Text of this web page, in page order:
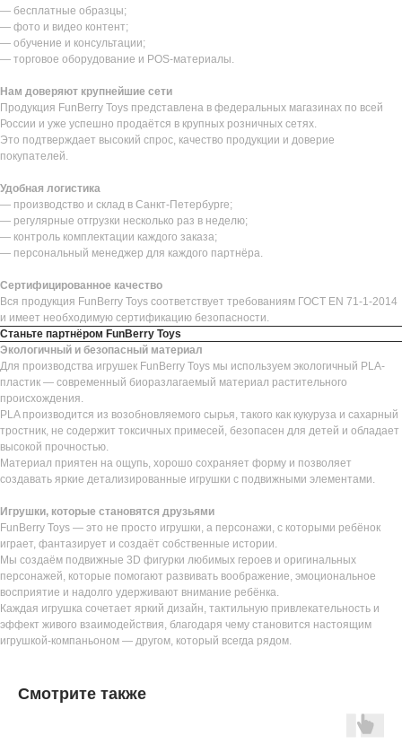
— бесплатные образцы;
— фото и видео контент;
— обучение и консультации;
— торговое оборудование и POS-материалы.
Нам доверяют крупнейшие сети
Продукция FunBerry Toys представлена в федеральных магазинах по всей
России и уже успешно продаётся в крупных розничных сетях.
Это подтверждает высокий спрос, качество продукции и доверие
покупателей.
Удобная логистика
— производство и склад в Санкт-Петербурге;
— регулярные отгрузки несколько раз в неделю;
— контроль комплектации каждого заказа;
— персональный менеджер для каждого партнёра.
Сертифицированное качество
Вся продукция FunBerry Toys соответствует требованиям ГОСТ EN 71-1-2014
и имеет необходимую сертификацию безопасности.
Станьте партнёром FunBerry Toys
Экологичный и безопасный материал
Для производства игрушек FunBerry Toys мы используем экологичный PLA-
пластик — современный биоразлагаемый материал растительного
происхождения.
PLA производится из возобновляемого сырья, такого как кукуруза и сахарный
тростник, не содержит токсичных примесей, безопасен для детей и обладает
высокой прочностью.
Материал приятен на ощупь, хорошо сохраняет форму и позволяет
создавать яркие детализированные игрушки с подвижными элементами.
Игрушки, которые становятся друзьями
FunBerry Toys — это не просто игрушки, а персонажи, с которыми ребёнок
играет, фантазирует и создаёт собственные истории.
Мы создаём подвижные 3D фигурки любимых героев и оригинальных
персонажей, которые помогают развивать воображение, эмоциональное
восприятие и надолго удерживают внимание ребёнка.
Каждая игрушка сочетает яркий дизайн, тактильную привлекательность и
эффект живого взаимодействия, благодаря чему становится настоящим
игрушкой-компаньоном — другом, который всегда рядом.
Смотрите также